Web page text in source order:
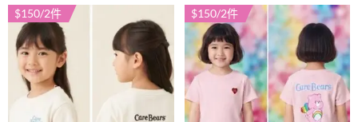
選
項
$150/2件 $150/2件
此
產
品
有
多
種